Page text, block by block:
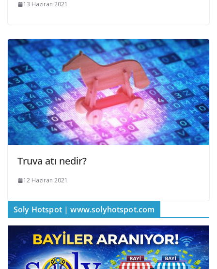
13 Haziran 2021
Truva atı nedir?
12 Haziran 2021
Soly Hotspot | www.solyhotspot.com